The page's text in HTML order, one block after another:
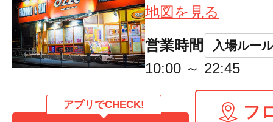
地図を見る
営業時間 入場ルール
10:00 ～ 22:45
アプリでCHECK! フ